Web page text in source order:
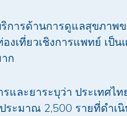
การด้านการดูแลสุขภาพ
เที่ยวเชิงการแพทย์ เป็
ก
และยาระบุว่า ประเทศ
ระมาณ 2,500 รายที่ดำเ